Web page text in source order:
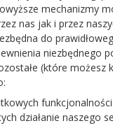
apteki w Otwocku
mechanizmy
nas jak i przez
do
niezbędnego
(które możesz
funkcjonalności
działanie naszego